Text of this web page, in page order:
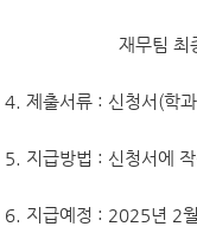
재무팀 최
4. 제출서류 : 신청서 (학
5. 지급방법 : 신청서에
6. 지급예정 : 2025년 2